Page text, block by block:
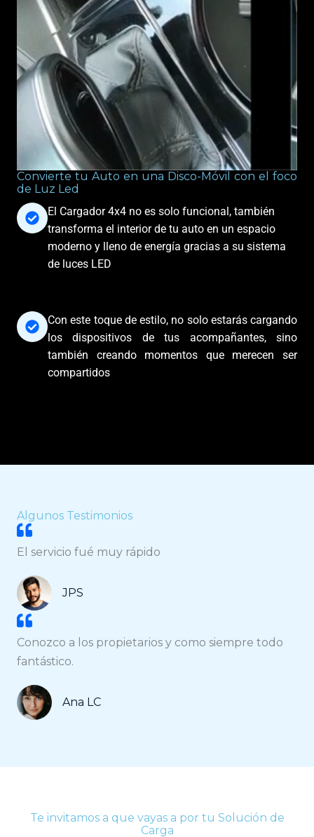
Convierte tu Auto en una Disco-Móvil con el foco
de Luz Led
El Cargador 4x4 no es solo funcional, también
transforma el interior de tu auto en un espacio
moderno y lleno de energía gracias a su sistema
de luces LED
Con este toque de estilo, no solo estarás cargando
los dispositivos de tus acompañantes, sino
también creando momentos que merecen ser
compartidos
Algunos Testimonios
El servicio fué muy rápido
JPS
Conozco a los propietarios y como siempre todo
fantástico.
Ana LC
Te invitamos a que vayas a por tu Solución de
Carga